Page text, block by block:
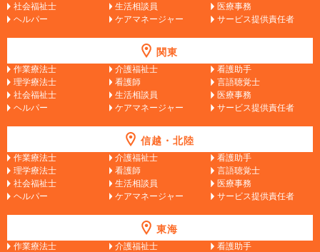
社会福祉士
生活相談員
医療事務
ヘルパー
ケアマネージャー サービス提供責任者
関東
作業療法士 介護福祉士
看護助手
理学療法士
看護師
言語聴覚士
社会福祉士
生活相談員
医療事務
ヘルパー
ケアマネージャー サービス提供責任者
信越・北陸
作業療法士 介護福祉士
看護助手
理学療法士
看護師
言語聴覚士
社会福祉士
生活相談員
医療事務
ヘルパー
ケアマネージャー サービス提供責任者
東海
作業療法士 介護福祉士
看護助手